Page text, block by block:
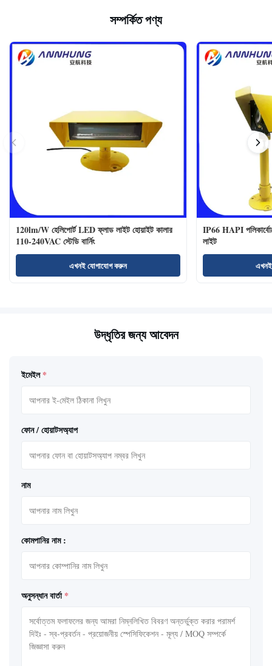
সম্পর্কিত পণ্য
120lm/W হেলিপোর্ট LED ফ্লাড লাইট হোয়াইট কালার
110-240VAC স্টেডি বার্নিং
এখনই যোগাযোগ করুন
IP66 HAPI
লাইট
উদ্ধৃতির জন্য আবেদন
ইমেইল *
ফোন / হোয়াটসঅ্যাপ
নাম
কোমপানির নাম :
অনুসন্ধান বার্তা *